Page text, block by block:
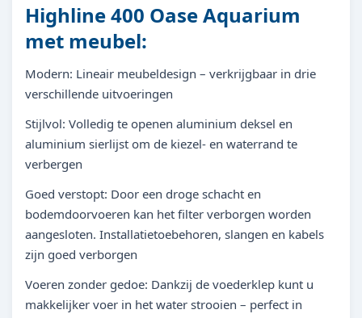
Highline 400 Oase Aquarium
met meubel:
Modern: Lineair meubeldesign – verkrijgbaar in drie
verschillende uitvoeringen
Stijlvol: Volledig te openen aluminium deksel en
aluminium sierlijst om de kiezel- en waterrand te
verbergen
Goed verstopt: Door een droge schacht en
bodemdoorvoeren kan het filter verborgen worden
aangesloten. Installatietoebehoren, slangen en kabels
zijn goed verborgen
Voeren zonder gedoe: Dankzij de voederklep kunt u
makkelijker voer in het water strooien – perfect in